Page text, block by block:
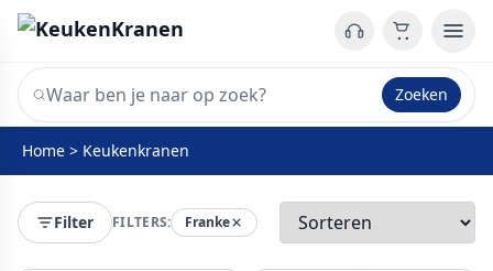
Zoeken
Home > Keukenkranen
Filter FILTERS: Franke